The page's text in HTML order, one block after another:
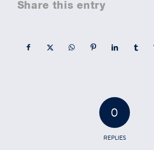
Share this entry
0
REPLIES